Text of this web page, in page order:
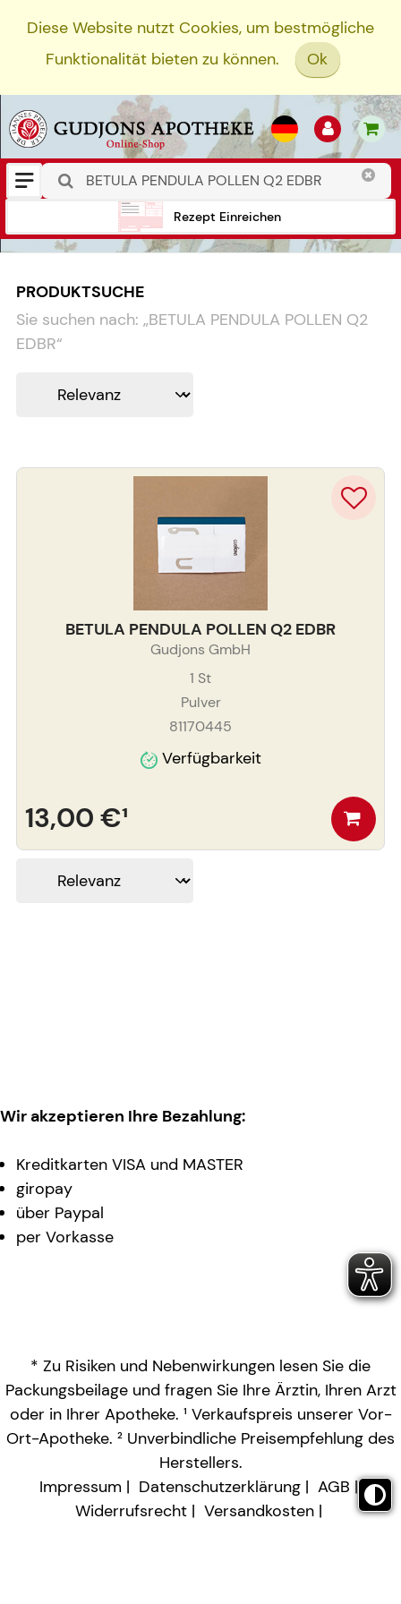
Diese Website nutzt Cookies, um bestmögliche
Funktionalität bieten zu können.
Ok
Rezept Einreichen
PRODUKTSUCHE
Sie suchen nach: „BETULA PENDULA POLLEN Q2
EDBR“
BETULA PENDULA POLLEN Q2 EDBR
Gudjons GmbH
1 St
Pulver
81170445
Verfügbarkeit
13,00 €¹
Wir akzeptieren Ihre Bezahlung:
Kreditkarten VISA und MASTER
giropay
über Paypal
per Vorkasse
* Zu Risiken und Nebenwirkungen lesen Sie die
Packungsbeilage und fragen Sie Ihre Ärztin, Ihren Arzt
oder in Ihrer Apotheke. ¹ Verkaufspreis unserer Vor-
Ort-Apotheke. ² Unverbindliche Preisempfehlung des
Herstellers.
Impressum
Datenschutzerklärung
AGB
Widerrufsrecht
Versandkosten